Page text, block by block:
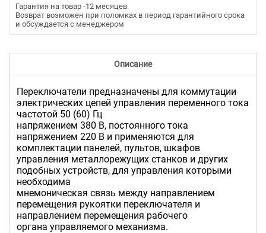
Гарантия на товар -12 месяцев.
Возврат возможен при поломках в период гарантийного срока
и обсуждается с менеджером
Описание
Переключатели предназначены для коммутации
электрических цепей управления переменного тока
частотой 50 (60) Гц
напряжением 380 В, постоянного тока
напряжением 220 В и применяются для
комплектации панелей, пультов, шкафов
управления металлорежущих станков и других
подобных устройств, для управления которыми
необходима
мнемоническая связь между направлением
перемещения рукоятки переключателя и
направлением перемещения рабочего
органа управляемого механизма.